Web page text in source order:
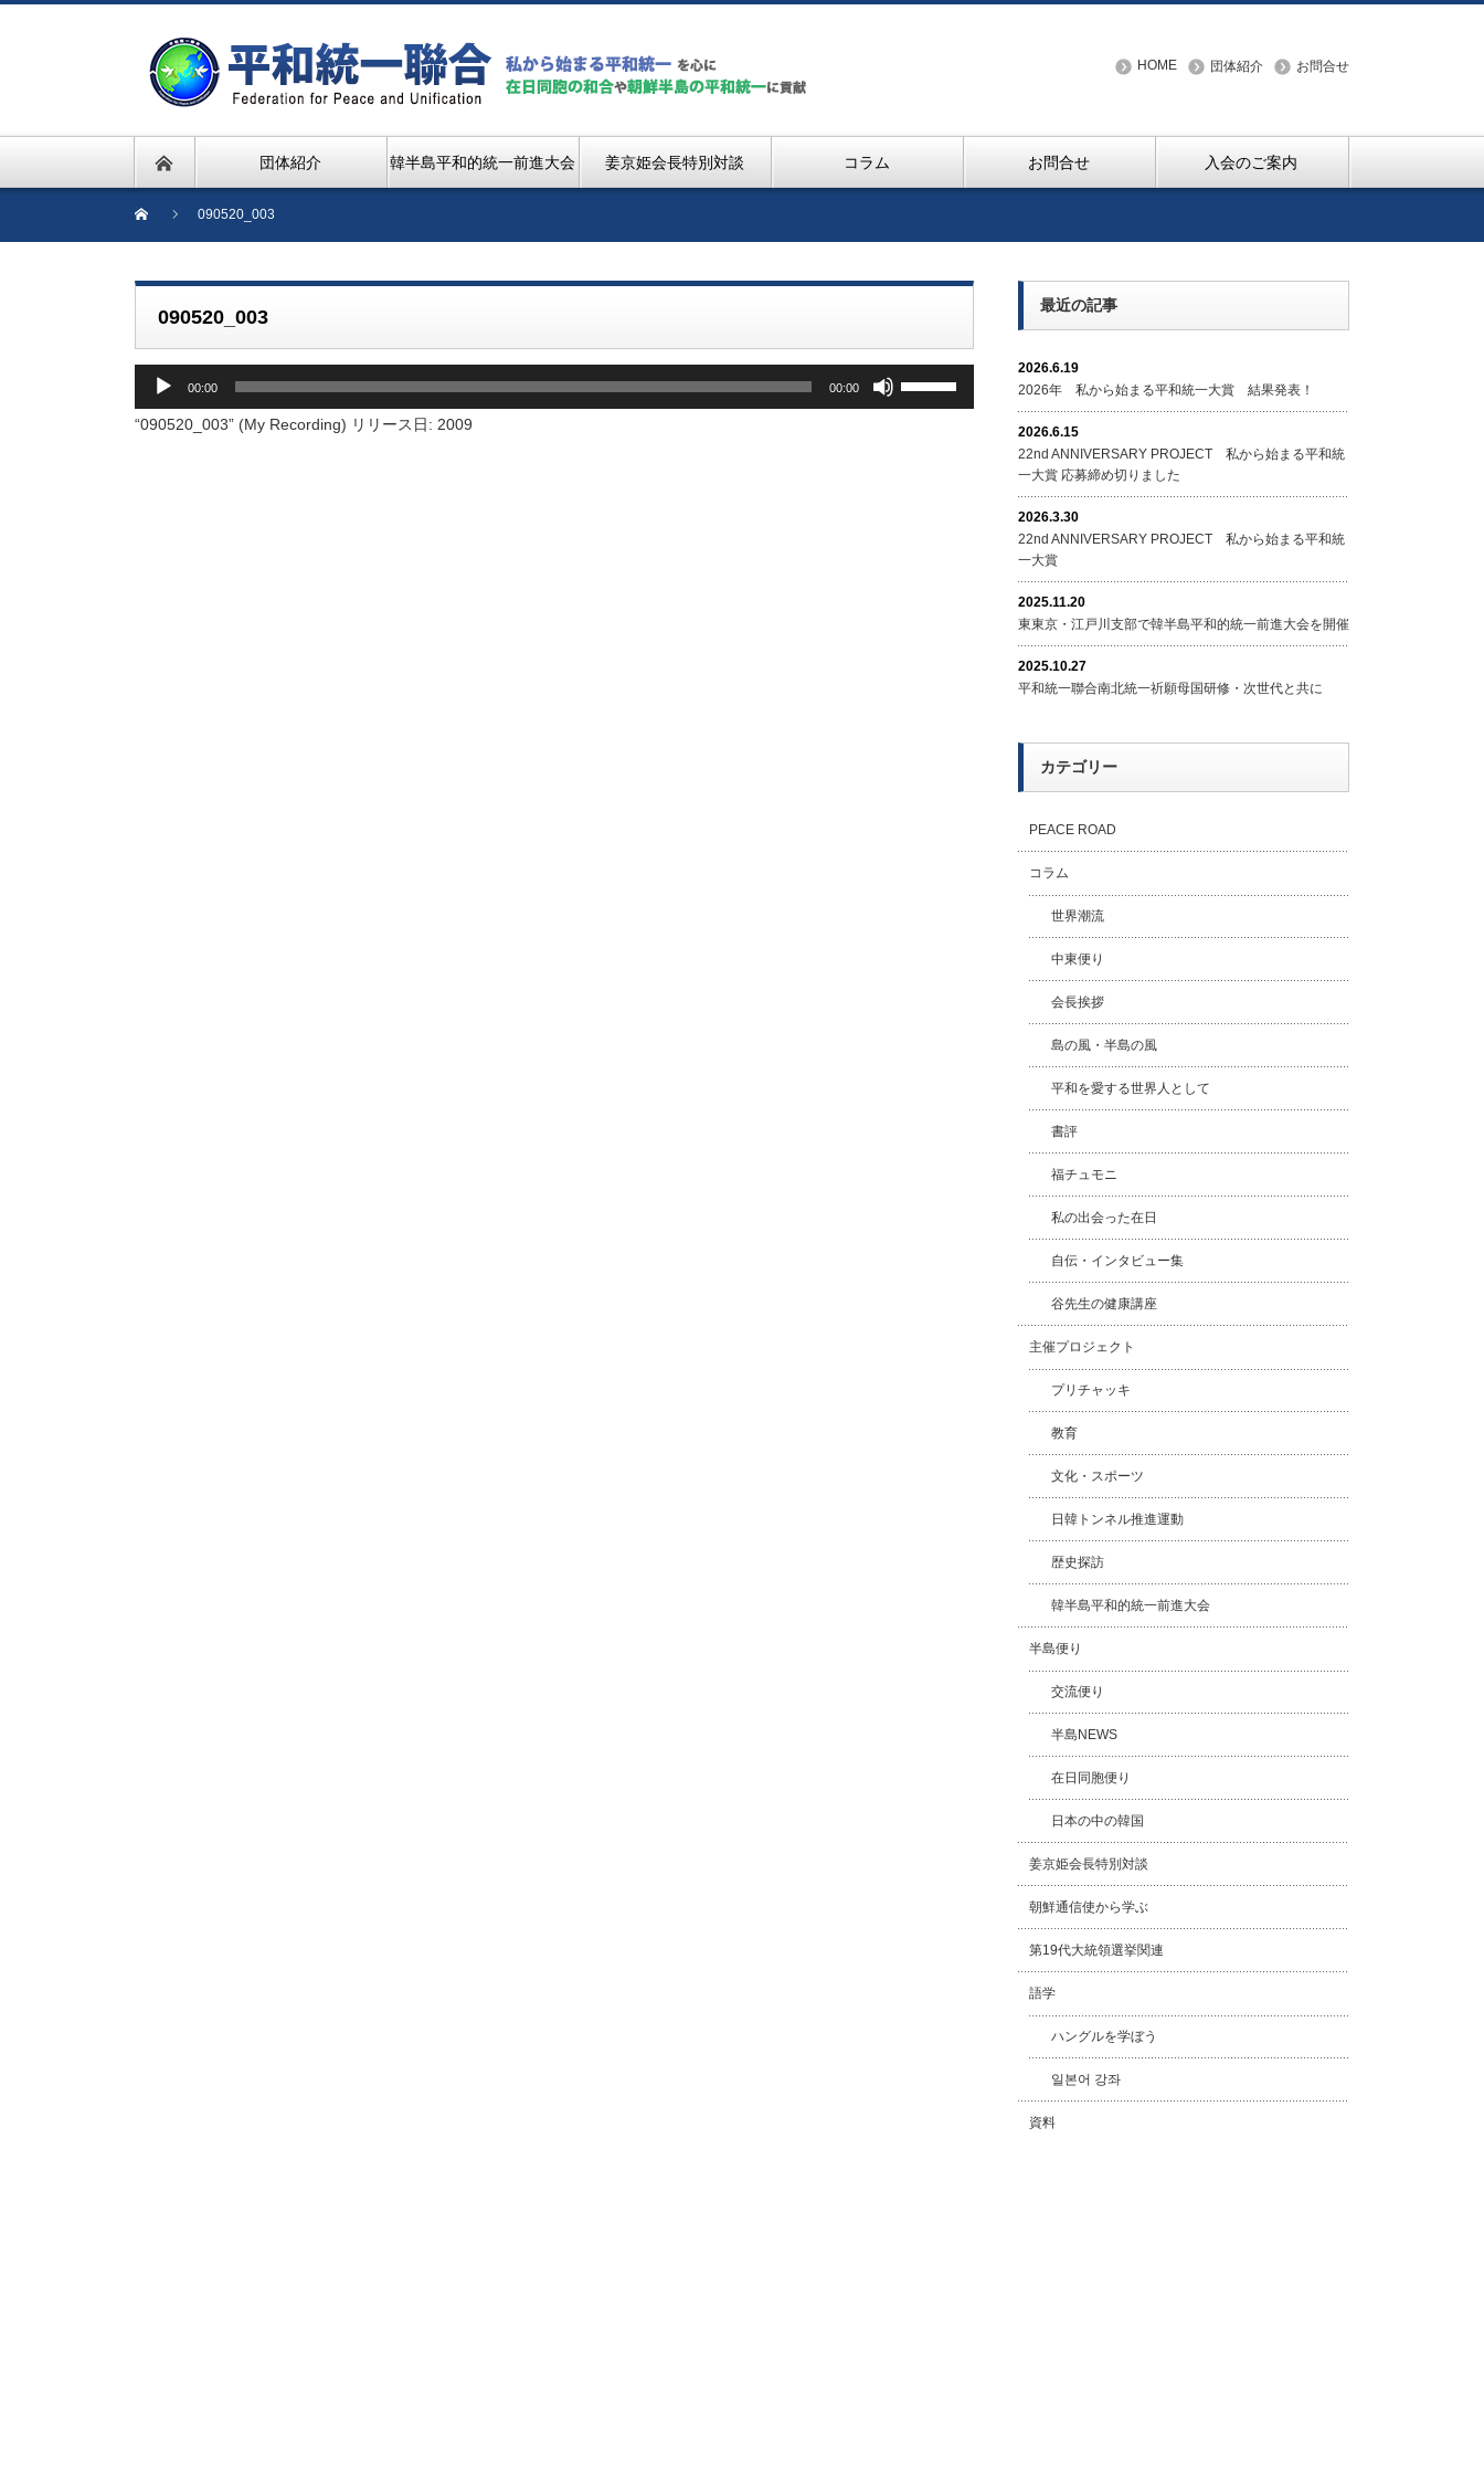
HOME 団体紹介 お問合せ
団体紹介 韓半島平和的統一前進大会 姜京姫会長特別対談 コラム お問合せ 入会のご案内
090520_003
090520_003
プ
レ
00:00 00:00
リ
ュ
“090520_003” (My Recording) リリース日: 2009
最近の記事
2026.6.19
2026年 私から始まる平和統一大賞 結果発表！
2026.6.15
22nd ANNIVERSARY PROJECT 私から始まる平和統
一大賞 応募締め切りました
2026.3.30
22nd ANNIVERSARY PROJECT 私から始まる平和統
一大賞
2025.11.20
東東京・江戸川支部で韓半島平和的統一前進大会を開催
2025.10.27
平和統一聯合南北統一祈願母国研修・次世代と共に
カテゴリー
PEACE ROAD
コラム
世界潮流
中東便り
会長挨拶
島の風・半島の風
平和を愛する世界人として
書評
福チュモニ
私の出会った在日
自伝・インタビュー集
谷先生の健康講座
主催プロジェクト
プリチャッキ
教育
文化・スポーツ
日韓トンネル推進運動
歴史探訪
韓半島平和的統一前進大会
半島便り
交流便り
半島NEWS
在日同胞便り
日本の中の韓国
姜京姫会長特別対談
朝鮮通信使から学ぶ
第19代大統領選挙関連
語学
ハングルを学ぼう
일본어 강좌
資料